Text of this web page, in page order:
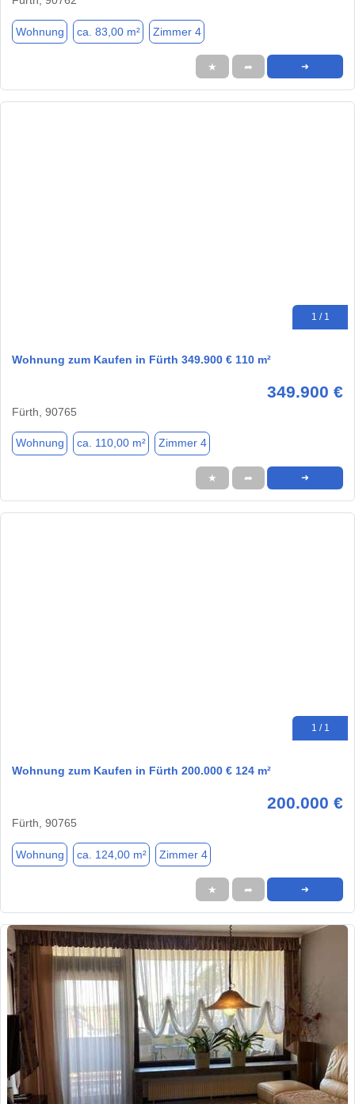
Wohnung ca. 83,00 m² Zimmer 4
★ ➦ ➜
1 / 1
Wohnung zum Kaufen in Fürth 349.900 € 110 m²
349.900 €
Fürth, 90765
Wohnung ca. 110,00 m² Zimmer 4
★ ➦ ➜
1 / 1
Wohnung zum Kaufen in Fürth 200.000 € 124 m²
200.000 €
Fürth, 90765
Wohnung ca. 124,00 m² Zimmer 4
★ ➦ ➜